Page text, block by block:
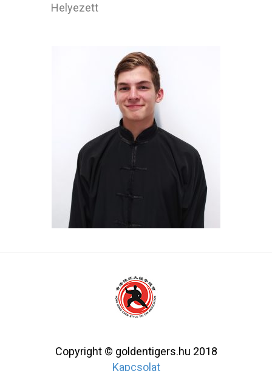
Helyezett
Copyright © goldentigers.hu 2018
Kapcsolat